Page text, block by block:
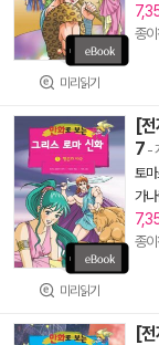
미리읽기
종이
미리읽기
[
7 -
토마
가
종이
[